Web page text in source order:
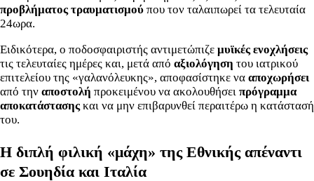
προβλήματος τραυματισμού που τον ταλαιπωρεί τα τελευταία
24ωρα.
Ειδικότερα, ο ποδοσφαιριστής αντιμετώπιζε μυϊκές ενοχλήσεις
τις τελευταίες ημέρες και, μετά από αξιολόγηση του ιατρικού
επιτελείου της «γαλανόλευκης», αποφασίστηκε να αποχωρήσει
από την αποστολή προκειμένου να ακολουθήσει πρόγραμμα
αποκατάστασηςκαι να μην επιβαρυνθεί περαιτέρω η κατάστασή
του.
Η διπλή φιλική «μάχη» της Εθνικής απέναντι
σε Σουηδία και Ιταλία